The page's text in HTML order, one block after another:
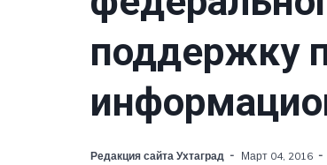
поддержку
Редакция сайта Ухтаград Март 04, 2016